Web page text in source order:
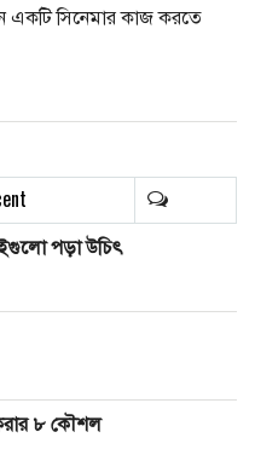
একটি সিনেমার কাজ করতে
পড়া উচিৎ
৮ কৌশল